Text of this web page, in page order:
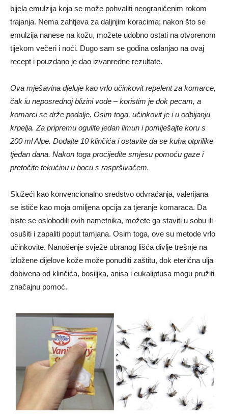
bijela emulzija koja se može pohvaliti neograničenim rokom
trajanja. Nema zahtjeva za daljnjim koracima; nakon što se
emulzija nanese na kožu, možete udobno ostati na otvorenom
tijekom večeri i noći. Dugo sam se godina oslanjao na ovaj
recept i pouzdano je dao izvanredne rezultate.
Ova mješavina djeluje kao vrlo učinkovit repelent za komarce,
čak iu neposrednoj blizini vode – koristim je dok pecam, a
komarci se drže podalje. Osim toga, učinkovit je i u odbijanju
krpelja. Za pripremu ogulite jedan limun i pomiješajte koru s
200 ml Alpe. Dodajte 10 klinčića i ostavite da se kuha otprilike
tjedan dana. Nakon toga procijedite smjesu pomoću gaze i
pretočite tekućinu u bocu s raspršivačem.
Služeći kao konvencionalno sredstvo odvraćanja, valerijana
se ističe kao moja omiljena opcija za tjeranje komaraca. Da
biste se oslobodili ovih nametnika, možete ga staviti u sobu ili
osušiti i zapaliti poput tamjana. Osim toga, ove su metode vrlo
učinkovite. Nanošenje svježe ubranog lišća divlje trešnje na
izložene dijelove kože može ponuditi zaštitu, dok eterična ulja
dobivena od klinčića, bosiljka, anisa i eukaliptusa mogu pružiti
značajnu pomoć.